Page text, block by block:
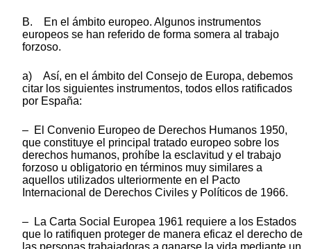
B. En el ámbito europeo. Algunos instrumentos
europeos se han referido de forma somera al trabajo
forzoso.
a) Así, en el ámbito del Consejo de Europa, debemos
citar los siguientes instrumentos, todos ellos ratificados
por España:
– El Convenio Europeo de Derechos Humanos 1950,
que constituye el principal tratado europeo sobre los
derechos humanos, prohíbe la esclavitud y el trabajo
forzoso u obligatorio en términos muy similares a
aquellos utilizados ulteriormente en el Pacto
Internacional de Derechos Civiles y Políticos de 1966.
– La Carta Social Europea 1961 requiere a los Estados
que lo ratifiquen proteger de manera eficaz el derecho de